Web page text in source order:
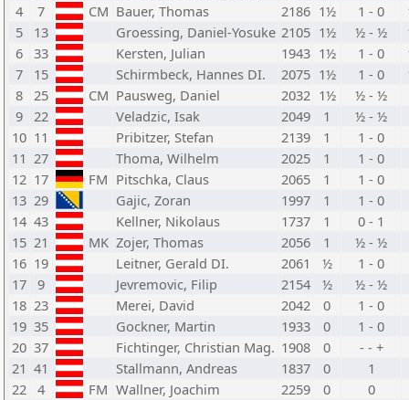
4
7 CM Bauer, Thomas 2186 1½ 1 - 0
5
13 Groessing, Daniel-Yosuke 2105 1½ ½ - ½
6
33 Kersten, Julian 1943 1½ 1 - 0
7
15 Schirmbeck, Hannes DI. 2075 1½ 1 - 0
8
25 CM Pausweg, Daniel 2032 1½
½ - ½
9
22 Veladzic, Isak 2049 1
½ - ½
10 11 Pribitzer, Stefan 2139 1
1 - 0
11 27 Thoma, Wilhelm 2025 1
1 - 0
12 17 FM Pitschka, Claus 2065 1
1 - 0
13 29 Gajic, Zoran 1997 1
1 - 0
14 43 Kellner, Nikolaus 1737 1
0 - 1
15 21 MK Zojer, Thomas 2056 1
½ - ½
16 19 Leitner, Gerald DI. 2061 ½
1 - 0
17
9 Jevremovic, Filip 2154 ½
½ - ½
18 23 Merei, David 2042 0
1 - 0
19 35 Gockner, Martin 1933 0
1 - 0
20 37 Fichtinger, Christian Mag. 1908 0
- - +
21 41 Stallmann, Andreas 1837 0
1
22
4 FM Wallner, Joachim 2259 0
0